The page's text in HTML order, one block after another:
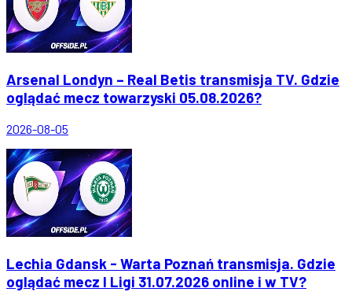
Arsenal Londyn – Real Betis transmisja TV. Gdzie
oglądać mecz towarzyski 05.08.2026?
2026-08-05
Lechia Gdansk - Warta Poznań transmisja. Gdzie
oglądać mecz I Ligi 31.07.2026 online i w TV?